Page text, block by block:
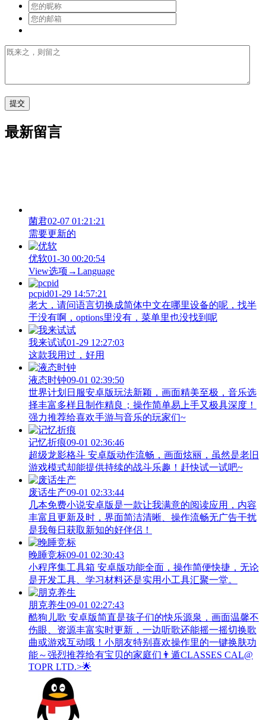
最新留言
菌君02-07 01:21:21
需要更新的
优软01-30 00:20:54
View‌选项→Language
pcpid01-29 14:57:21
老大，请问语言切换成简体中文在哪里设备的呢，找半
于没有啊，options里没有，菜单里也没找到呢
我来试试01-29 12:27:03
这款我用过，好用
液态时钟09-01 02:39:50
世界计划日服安卓版玩法新颖，画面精美至极，音乐选
择丰富多样且制作精良；操作简单易上手又极具深度！
强力推荐给喜欢手游与音乐的玩家们~
记忆折痕09-01 02:36:46
超级龙影格斗 安卓版动作流畅，画面炫丽，虽然是老旧
游戏模式却能提供持续的战斗乐趣！赶快试一试吧~
废话生产09-01 02:33:44
几本免费小说安卓版是一款让我满意的阅读应用，内容
丰富且更新及时，界面简洁清晰、操作流畅无广告干扰
是我每日获取新知的好伴侣！
晚睡竞标09-01 02:30:43
小程序集工具箱 安卓版功能全面，操作简便快捷，无论
是开发工具、学习材料还是实用小工具汇聚一堂。
朋克养生09-01 02:27:43
酷狗儿歌 安卓版简直是孩子们的快乐源泉，画面温馨不
伤眼、资源丰富实时更新，一边听歌还能摇一摇切换歌
曲或游戏互动哦！小朋友特别喜欢操作里的一键换肤功
能～强烈推荐给有宝贝的家庭们👨‍遁️CLASSES CAL@
TOPR LTD.>🌟